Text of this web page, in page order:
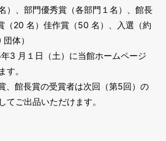
）、部門優秀賞（各部門１名）、館長
（20 名）佳作賞（50 名）、入選（約
体）
3 月１日（土）に当館ホームページ
す。
、館長賞の受賞者は次回（第5回）の
てご出品いただけます。